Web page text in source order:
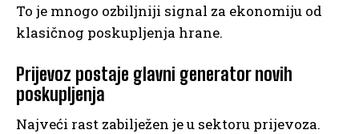
To je mnogo ozbiljniji signal za ekonomiju od
klasičnog poskupljenja hrane.
Prijevoz postaje glavni generator novih
poskupljenja
Najveći rast zabilježen je u sektoru prijevoza.